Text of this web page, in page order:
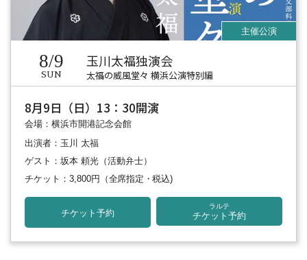
8/9
SUN
玉川太福独演会
太福の威風堂々 横浜公演特別編
8月9日（日）13：30開演
会場：横浜市開港記念会館
出演者：玉川 太福
ゲスト：坂本 頼光（活動弁士）
チケット：3,800円 （全席指定・税込)
チケット予約
ラルテ
チケット予約